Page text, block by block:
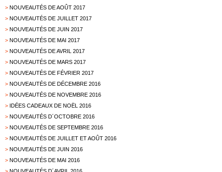
> NOUVEAUTÉS DE AOÛT 2017
> NOUVEAUTÉS DE JUILLET 2017
> NOUVEAUTÉS DE JUIN 2017
> NOUVEAUTÉS DE MAI 2017
> NOUVEAUTÉS DE AVRIL 2017
> NOUVEAUTÉS DE MARS 2017
> NOUVEAUTÉS DE FÉVRIER 2017
> NOUVEAUTÉS DE DÉCEMBRE 2016
> NOUVEAUTÉS DE NOVEMBRE 2016
> IDÉES CADEAUX DE NOËL 2016
> NOUVEAUTÉS D´OCTOBRE 2016
> NOUVEAUTÉS DE SEPTEMBRE 2016
> NOUVEAUTÉS DE JUILLET ET AOÛT 2016
> NOUVEAUTÉS DE JUIN 2016
> NOUVEAUTÉS DE MAI 2016